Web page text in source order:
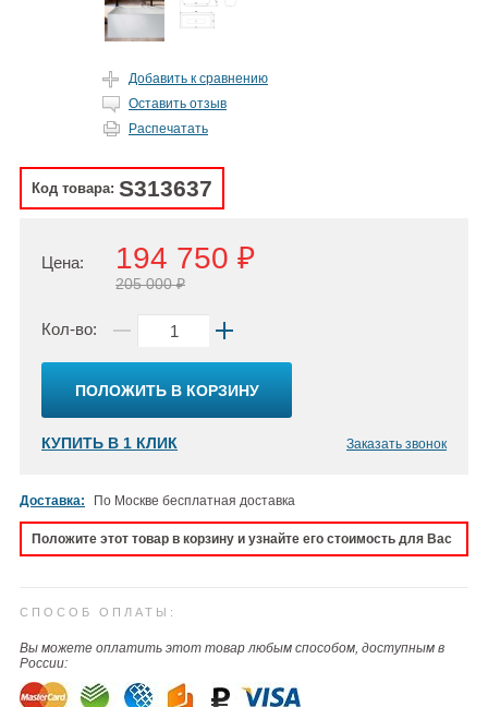
Добавить к сравнению
Оставить отзыв
Распечатать
Код товара: S313637
Цена: 194 750 ₽
205 000 ₽
Кол-во:
ПОЛОЖИТЬ В КОРЗИНУ
КУПИТЬ В 1 КЛИК Заказать звонок
Доставка: По Москве бесплатная доставка
Положите этот товар в корзину и узнайте его стоимость для Вас
СПОСОБ ОПЛАТЫ:
Вы можете оплатить этот товар любым способом, доступным в
России: